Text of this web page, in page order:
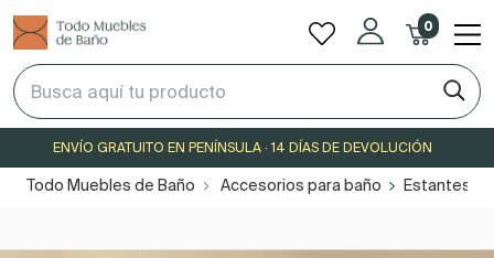
0
ENVÍO GRATUITO EN PENÍNSULA · 14 DÍAS DE DEVOLUCIÓN
Todo Muebles de Baño Accesorios para baño Estantes